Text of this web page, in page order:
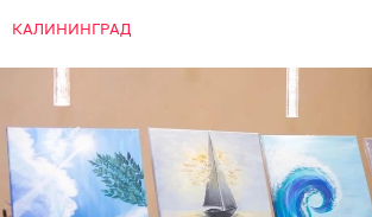
КАЛИНИНГРАД